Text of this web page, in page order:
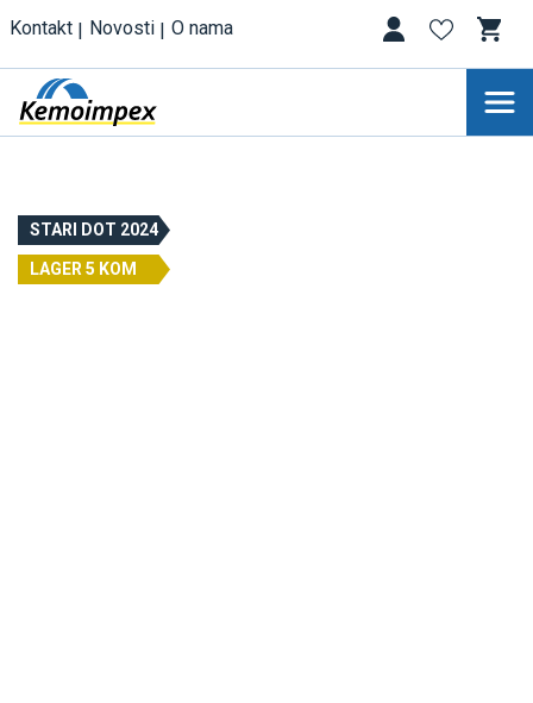
Kontakt Novosti O nama
STARI DOT 2024
LAGER 5 KOM